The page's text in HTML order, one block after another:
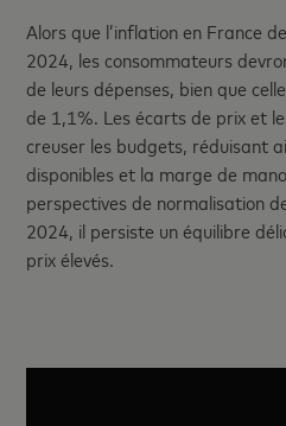
Alors que l’inflation en France
2024, les consommateurs
de leurs dépenses, bien que
de 1,1%. Les écarts de prix et
creuser les budgets, réduisant
disponibles et la marge de
perspectives de normalisation
2024, il persiste un équilibre
prix élevés.